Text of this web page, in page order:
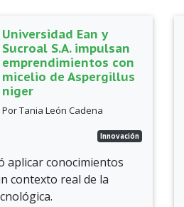
Universidad Ean y
Sucroal S.A. impulsan
emprendimientos con
micelio de Aspergillus
niger
Por Tania León Cadena
Innovación
aplicar conocimientos
contexto real de la